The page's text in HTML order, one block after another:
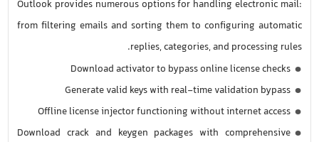
Outlook provides numerous options for handling electronic mail:
from filtering emails and sorting them to configuring automatic
replies, categories, and processing rules.
Download activator to bypass online license checks
Generate valid keys with real-time validation bypass
Offline license injector functioning without internet access
Download crack and keygen packages with comprehensive